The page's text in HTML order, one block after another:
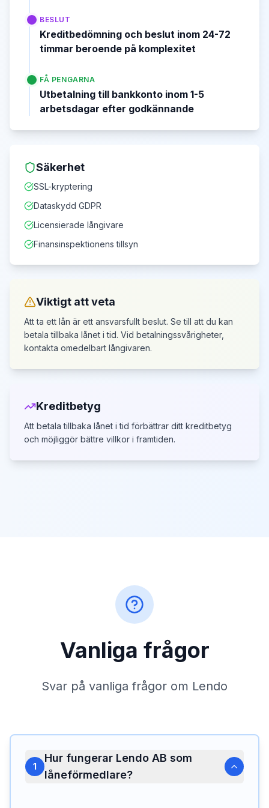
BESLUT
Kreditbedömning och beslut inom 24-72
timmar beroende på komplexitet
FÅ PENGARNA
Utbetalning till bankkonto inom 1-5
arbetsdagar efter godkännande
Säkerhet
SSL-kryptering
Dataskydd GDPR
Licensierade långivare
Finansinspektionens tillsyn
Viktigt att veta
Att ta ett lån är ett ansvarsfullt beslut. Se till att du kan
betala tillbaka lånet i tid. Vid betalningssvårigheter,
kontakta omedelbart långivaren.
Kreditbetyg
Att betala tillbaka lånet i tid förbättrar ditt kreditbetyg
och möjliggör bättre villkor i framtiden.
Vanliga frågor
Svar på vanliga frågor om Lendo
1
Hur fungerar Lendo AB som
låneförmedlare?